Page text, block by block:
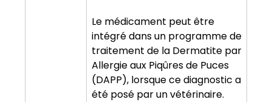
Le médicament peut être
intégré dans un programme de
traitement de la Dermatite par
Allergie aux Piqûres de Puces
(DAPP), lorsque ce diagnostic a
été posé par un vétérinaire.